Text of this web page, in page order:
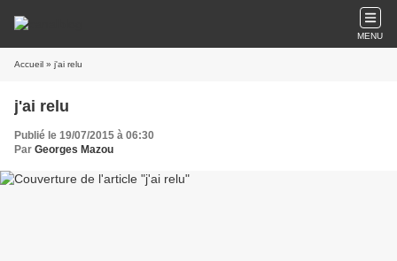
MENU
Accueil » j'ai relu
j'ai relu
Publié le 19/07/2015 à 06:30
Par Georges Mazou